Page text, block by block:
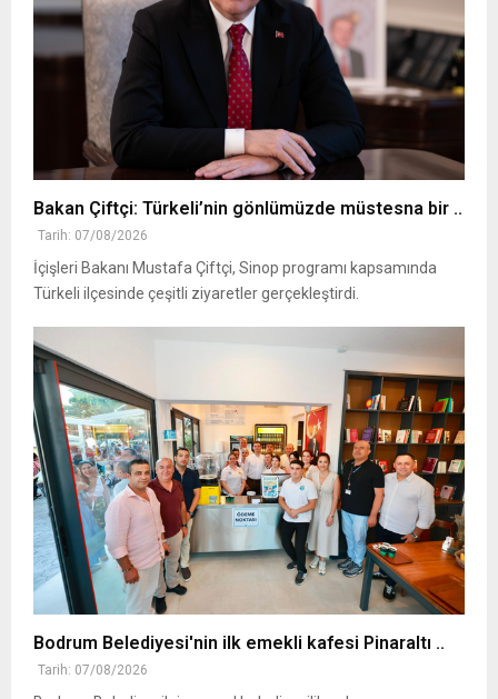
Bakan Çiftçi: Türkeli’nin gönlümüzde müstesna bir ..
Tarih: 07/08/2026
İçişleri Bakanı Mustafa Çiftçi, Sinop programı kapsamında
Türkeli ilçesinde çeşitli ziyaretler gerçekleştirdi.
Bodrum Belediyesi'nin ilk emekli kafesi Pinaraltı ..
Tarih: 07/08/2026